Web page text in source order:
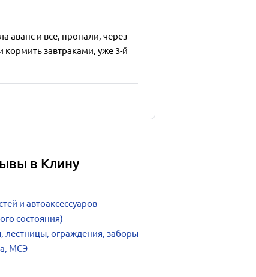
аванс и все, пропали, через
кормить завтраками, уже 3-й
в Клину
и автоаксессуаров
состояния)
лестницы, ограждения, заборы
МСЭ